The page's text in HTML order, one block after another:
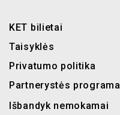
KET bilietai
Taisyklės
Privatumo politika
Partnerystės programa
Išbandyk nemokamai